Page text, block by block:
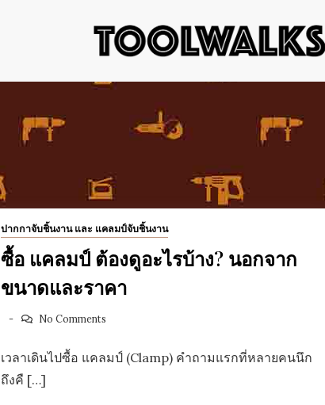
เครื่องมือ
คลังค
ปากกาจับชิ้นงาน และ แคลมป์จับชิ้นงาน
ซื้อ แคลมป์ ต้องดูอะไรบ้าง? นอกจาก
ขนาดและราคา
No Comments
เวลาเดินไปซื้อ แคลมป์ (Clamp) คำถามแรกที่หลายคนนึก
ถึงคื […]